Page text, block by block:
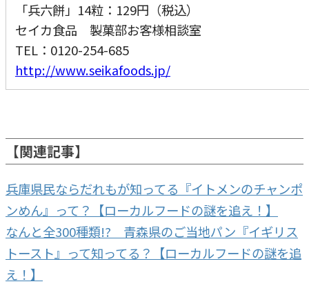
「兵六餅」14粒：129円（税込）
セイカ食品 製菓部お客様相談室
TEL：0120-254-685
http://www.seikafoods.jp/
【関連記事】
兵庫県民ならだれもが知ってる『イトメンのチャンポ
ンめん』って？【ローカルフードの謎を追え！】
なんと全300種類!? 青森県のご当地パン『イギリス
トースト』って知ってる？【ローカルフードの謎を追
え！】